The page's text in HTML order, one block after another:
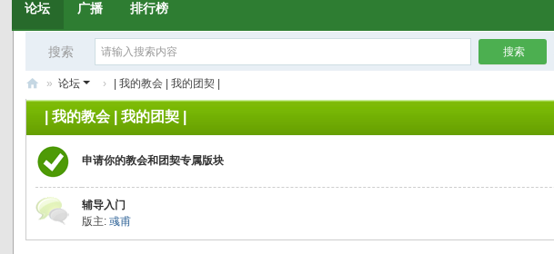
论坛 广播 排行榜
搜索 搜索
希
米
全
球
» 论坛 › | 我的教会 | 我的团契 |
| 我的教会 | 我的团契 |
申请你的教会和团契专属版块
辅导入门
版主:彧甫